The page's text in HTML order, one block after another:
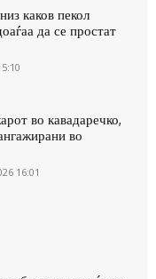
каков пекол
да се простат
во кавадаречко,
во
16:01